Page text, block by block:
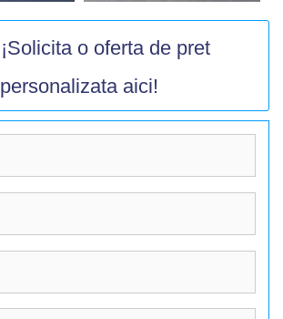
¡Solicita o oferta de pret
personalizata aici!